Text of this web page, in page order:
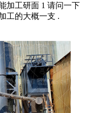
加工研面 1 请问一下
工的大概一支 .